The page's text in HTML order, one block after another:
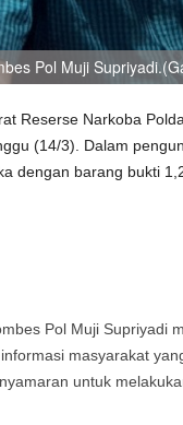
Pol Muji
Reserse Narkoba
(14/3). Dalam
dengan barang bukti
Pol Muji Supriyadi
masyarakat
untuk